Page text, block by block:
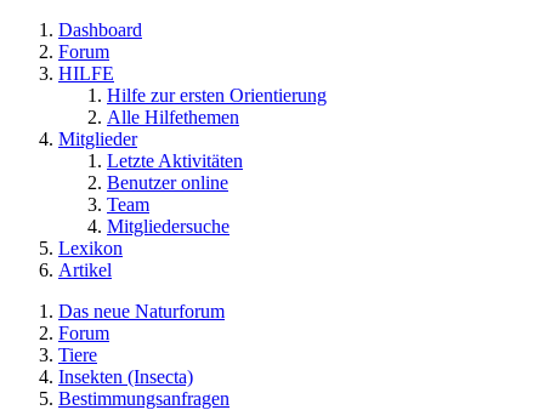
Dashboard
Forum
HILFE
Hilfe zur ersten Orientierung
Alle Hilfethemen
Mitglieder
Letzte Aktivitäten
Benutzer online
Team
Mitgliedersuche
Lexikon
Artikel
Das neue Naturforum
Forum
Tiere
Insekten (Insecta)
Bestimmungsanfragen